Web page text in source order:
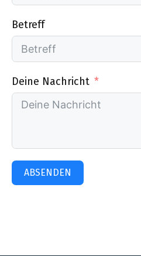
Betreff
Deine Nachricht
ABSENDEN